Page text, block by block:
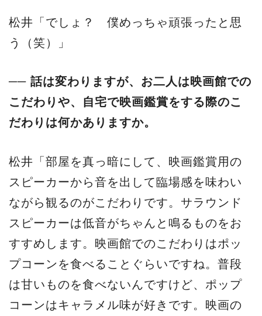
松井「でしょ？ 僕めっちゃ頑張ったと思
う（笑）」
── 話は変わりますが、お二人は映画館での
こだわりや、自宅で映画鑑賞をする際のこ
だわりは何かありますか。
松井「部屋を真っ暗にして、映画鑑賞用の
スピーカーから音を出して臨場感を味わい
ながら観るのがこだわりです。サラウンド
スピーカーは低音がちゃんと鳴るものをお
すすめします。映画館でのこだわりはポッ
プコーンを食べることぐらいですね。普段
は甘いものを食べないんですけど、ポップ
コーンはキャラメル味が好きです。映画の